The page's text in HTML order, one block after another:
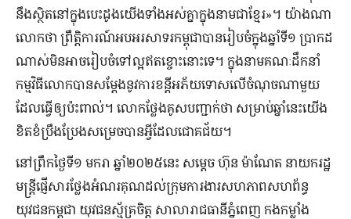
នឹងស្ថិតនៅក្នុងបេះដូងយើងទាំងអស់គ្នាក្នុងនាមជាខ្មែរ»។ យ៉ាងណា
លោកថា ព្រឹត្តិការណ៍អបអរសាទរកម្ពុជាបានរៀបចំក្នុងឆ្នាំទី១ ប្រាកដ
ណាស់មិនអាចរៀបចំទៅល្អឥតខ្ចោះនោះទេ។ ក្នុងនាមគណៈដឹកនាំ
កម្មវិធីលោកបានសម្តែងនូវការខន្តីអភ័យទោសលើចំណុចណាមួយ
ដែលធ្វើឲ្យប៉ះពាល់។ លោកថ្លែងគូសបញ្ជាក់ថា សម្រាប់ឆ្នាំនេះយើង
ខិតខំប្រឹងប្រែងសម្រេចបានអ្វីដែលជោគជ័យ។
នៅព្រឹកថ្ងៃទី១ មករា ឆ្នាំ២០២៥នេះ សម្ដេច ហ៊ុន ម៉ាណែត នាយករដ្ឋ
មន្ត្រីផ្ញើសារថ្លែងអំណរគុណដល់ក្រុមការងារសហភាពសហព័ន្ធ
យុវជនកម្ពុជា យុវជនស័្មគ្រចិត្ត សាលារាជធានីភ្នំពេញ កងកម្លាំង